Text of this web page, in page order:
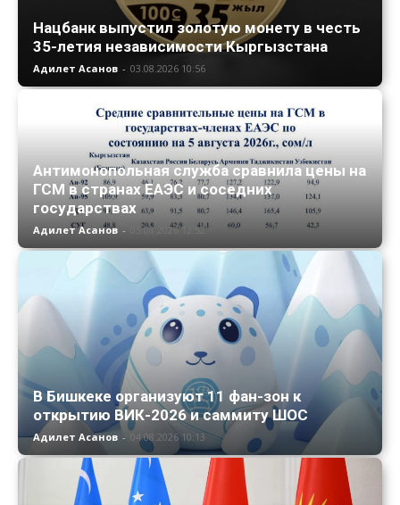
Нацбанк выпустил золотую монету в честь
35-летия независимости Кыргызстана
Адилет Асанов - 03.08.2026 10:56
Антимонопольная служба сравнила цены на
ГСМ в странах ЕАЭС и соседних
государствах
Адилет Асанов - 05.08.2026 12:52
В Бишкеке организуют 11 фан-зон к
открытию ВИК-2026 и саммиту ШОС
Адилет Асанов - 04.08.2026 10:13